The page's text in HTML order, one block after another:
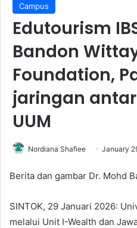
Campus
Edutourism
Bandon
Foundation,
jaringan
UUM
Nordiana Shafiee January
Berita dan gambar Dr. Mohd
SINTOK, 29 Januari 2026:
melalui Unit I-Wealth dan